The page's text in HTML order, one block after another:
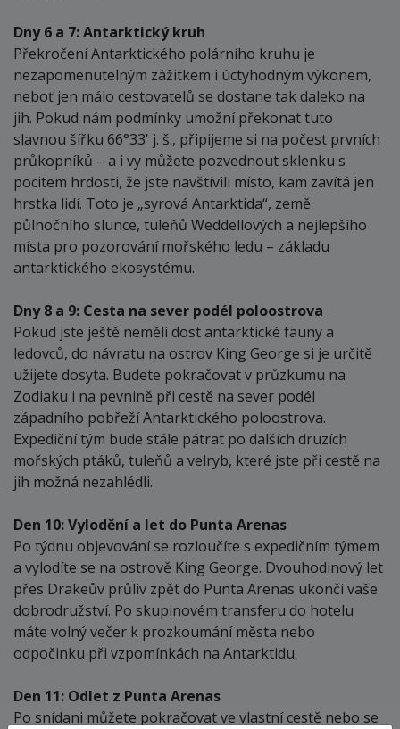
Dny 6 a 7: Antarktický kruh
Překročení Antarktického polárního kruhu je
nezapomenutelným zážitkem i úctyhodným výkonem,
neboť jen málo cestovatelů se dostane tak daleko na
jih. Pokud nám podmínky umožní překonat tuto
slavnou šířku 66°33' j. š., připijeme si na počest prvních
průkopníků – a i vy můžete pozvednout sklenku s
pocitem hrdosti, že jste navštívili místo, kam zavítá jen
hrstka lidí. Toto je „syrová Antarktida“, země
půlnočního slunce, tuleňů Weddellových a nejlepšího
místa pro pozorování mořského ledu – základu
antarktického ekosystému.
Dny 8 a 9: Cesta na sever podél poloostrova
Pokud jste ještě neměli dost antarktické fauny a
ledovců, do návratu na ostrov King George si je určitě
užijete dosyta. Budete pokračovat v průzkumu na
Zodiaku i na pevnině při cestě na sever podél
západního pobřeží Antarktického poloostrova.
Expediční tým bude stále pátrat po dalších druzích
mořských ptáků, tuleňů a velryb, které jste při cestě na
jih možná nezahlédli.
Den 10: Vylodění a let do Punta Arenas
Po týdnu objevování se rozloučíte s expedičním týmem
a vylodíte se na ostrově King George. Dvouhodinový let
přes Drakeův průliv zpět do Punta Arenas ukončí vaše
dobrodružství. Po skupinovém transferu do hotelu
máte volný večer k prozkoumání města nebo
odpočinku při vzpomínkách na Antarktidu.
Den 11: Odlet z Punta Arenas
Po snídani můžete pokračovat ve vlastní cestě nebo se